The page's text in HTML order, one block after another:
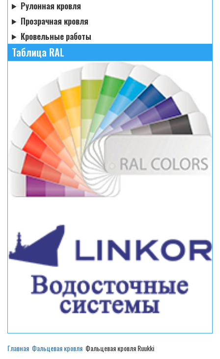
Рулонная кровля
Прозрачная кровля
Кровельные работы
Таблица RAL
Главная Фальцевая кровля Фальцевая кровля Ruukki